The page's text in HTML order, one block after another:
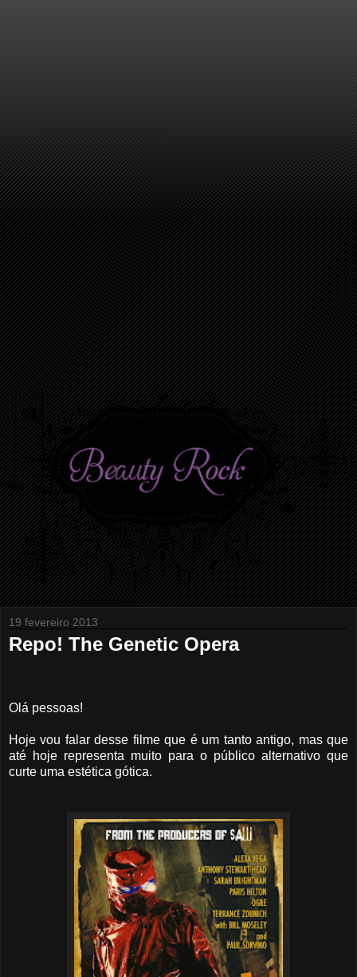
19 fevereiro 2013
Repo! The Genetic Opera
Olá pessoas!
Hoje vou falar desse filme que é um tanto antigo, mas que
até hoje representa muito para o público alternativo que
curte uma estética gótica.